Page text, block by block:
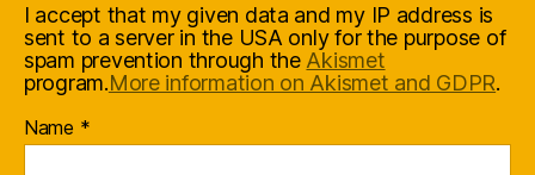
I accept that my given data and my IP address is
sent to a server in the USA only for the purpose of
spam prevention through the Akismet
program.More information on Akismet and GDPR.
Name *